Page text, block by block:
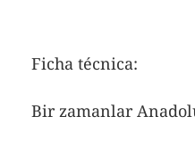
Ficha técnica:
Bir zamanlar